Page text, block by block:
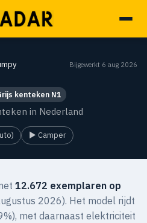
Bijgewerkt 6 aug 2026
kenteken N1
in Nederland
▶ Camper
12.672 exemplaren op
2026). Het model rijdt
met daarnaast elektriciteit